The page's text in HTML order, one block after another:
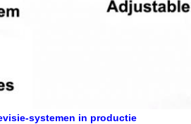
systemen in productie